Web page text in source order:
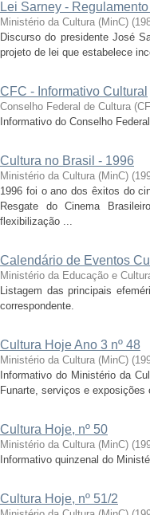
Lei Sarney -
Ministério da Cultura (MinC) (
Discurso do presidente José
projeto de lei que estabelece
CFC - Informativo Cultural
Conselho Federal de Cultura
Informativo do Conselho
Cultura no Brasil - 1996
Ministério da Cultura (MinC) (
1996 foi o ano dos êxitos do
Resgate do Cinema
flexibilização ...
Calendário de Eventos
Ministério da Educação e
Listagem das principais
correspondente.
Cultura Hoje Ano 3 nº 48
Ministério da Cultura (MinC) (
Informativo do Ministério da
Funarte, serviços e exposições
Cultura Hoje, nº 50
Ministério da Cultura (MinC) (
Informativo quinzenal do
Cultura Hoje, nº 51/2